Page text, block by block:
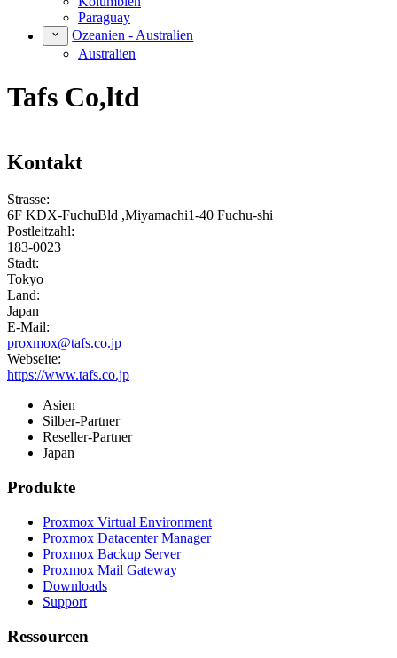
Paraguay
Ozeanien - Australien
Australien
Tafs Co,ltd
Kontakt
Strasse:
6F KDX-FuchuBld ,Miyamachi1-40 Fuchu-shi
Postleitzahl:
183-0023
Stadt:
Tokyo
Land:
Japan
E-Mail:
proxmox@tafs.co.jp
Webseite:
https://www.tafs.co.jp
Asien
Silber-Partner
Reseller-Partner
Japan
Produkte
Proxmox Virtual Environment
Proxmox Datacenter Manager
Proxmox Backup Server
Proxmox Mail Gateway
Downloads
Support
Ressourcen